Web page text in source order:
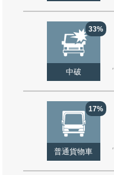
33%
中破
17%
普通貨物車